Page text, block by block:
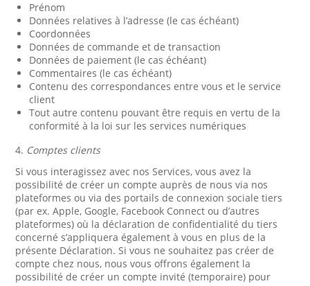
Prénom
Données relatives à l’adresse (le cas échéant)
Coordonnées
Données de commande et de transaction
Données de paiement (le cas échéant)
Commentaires (le cas échéant)
Contenu des correspondances entre vous et le service
client
Tout autre contenu pouvant être requis en vertu de la
conformité à la loi sur les services numériques
4. Comptes clients
Si vous interagissez avec nos Services, vous avez la
possibilité de créer un compte auprès de nous via nos
plateformes ou via des portails de connexion sociale tiers
(par ex. Apple, Google, Facebook Connect ou d’autres
plateformes) où la déclaration de confidentialité du tiers
concerné s’appliquera également à vous en plus de la
présente Déclaration. Si vous ne souhaitez pas créer de
compte chez nous, nous vous offrons également la
possibilité de créer un compte invité (temporaire) pour